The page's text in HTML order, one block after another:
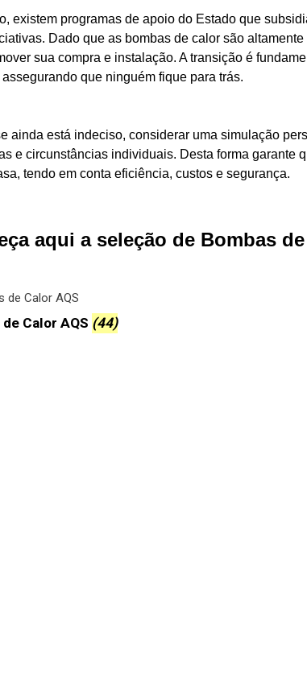
existem programas de apoio do Estado que
Dado que as bombas de calor são
sua compra e instalação. A transição é
que ninguém fique para trás.
ainda está indeciso, considerar uma simulação
e circunstâncias individuais. Desta forma garante
tendo em conta eficiência, custos e segurança.
aqui a seleção de Bombas
Calor AQS (44)